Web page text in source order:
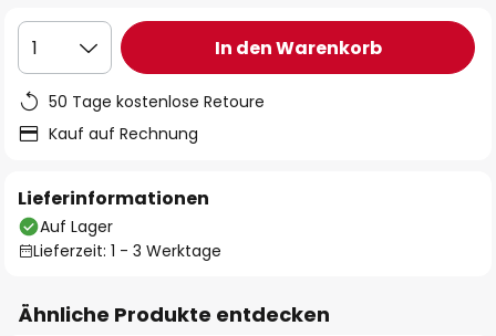
1 In den Warenkorb
50 Tage kostenlose Retoure
Kauf auf Rechnung
Lieferinformationen
Auf Lager
Lieferzeit: 1 - 3 Werktage
Ähnliche Produkte entdecken